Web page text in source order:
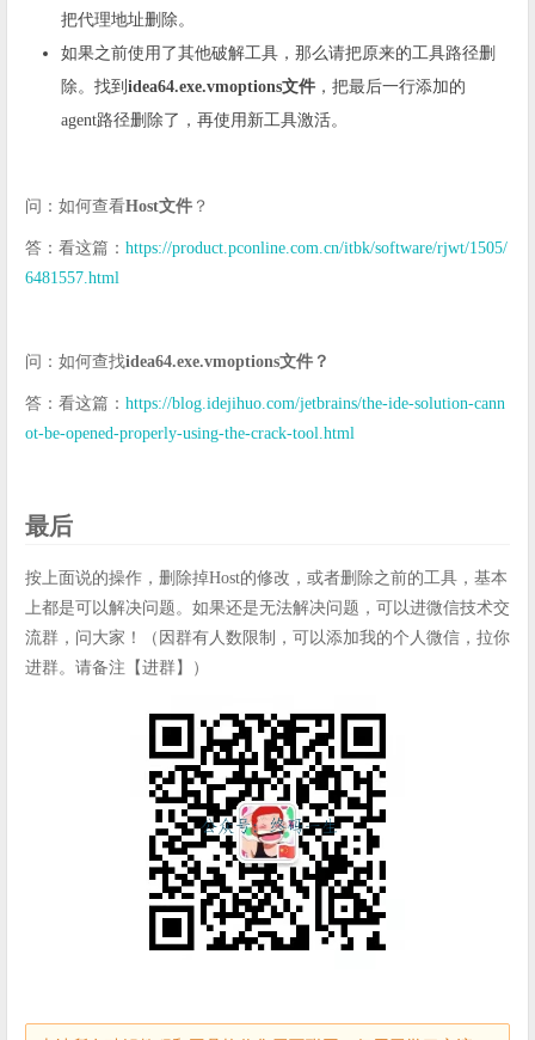
把代理地址删除。
如果之前使用了其他破解工具，那么请把原来的工具路径删
除。找到 idea64.exe.vmoptions文件 ，把最后一行添加的
agent路径删除了，再使用新工具激活。
问：如何查看Host文件 ？
答：看这篇： https://product.pconline.com.cn/itbk/software/rjwt/1505/
6481557.html
问：如何查找idea64.exe.vmoptions文件？
答：看这篇： https://blog.idejihuo.com/jetbrains/the-ide-solution-cann
ot-be-opened-properly-using-the-crack-tool.html
最后
按上面说的操作，删除掉Host的修改，或者删除之前的工具，基本
上都是可以解决问题。如果还是无法解决问题，可以进微信技术交
流群，问大家！（因群有人数限制，可以添加我的个人微信，拉你
进群。请备注【进群】）